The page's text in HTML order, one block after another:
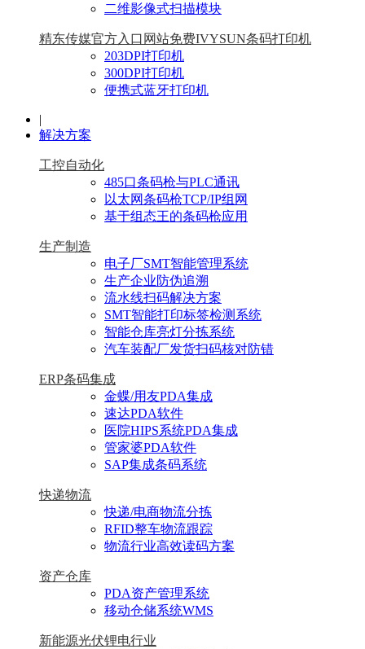
二维影像式扫描模块
精东传媒官方入口网站免费IVYSUN条码打印机
203DPI打印机
300DPI打印机
便携式蓝牙打印机
|
解决方案
工控自动化
485口条码枪与PLC通讯
以太网条码枪TCP/IP组网
基于组态王的条码枪应用
生产制造
电子厂SMT智能管理系统
生产企业防伪追溯
流水线扫码解决方案
SMT智能打印标签检测系统
智能仓库亮灯分拣系统
汽车装配厂发货扫码核对防错
ERP条码集成
金蝶/用友PDA集成
速达PDA软件
医院HIPS系统PDA集成
管家婆PDA软件
SAP集成条码系统
快递物流
快递/电商物流分拣
RFID整车物流跟踪
物流行业高效读码方案
资产仓库
PDA资产管理系统
移动仓储系统WMS
新能源光伏锂电行业